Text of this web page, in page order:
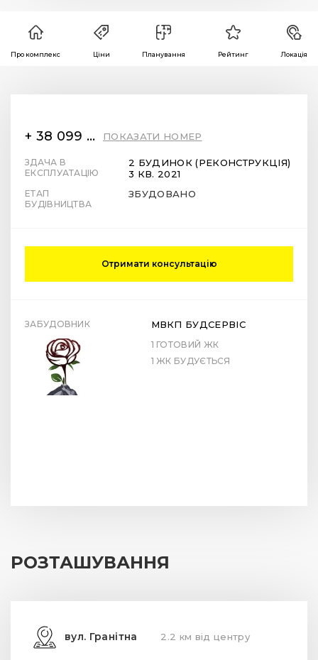
Про комплекс Ціни Планування Рейтинг Локація
+ 38 099 78 78 287 ПОКАЗАТИ НОМЕР
ЗДАЧА В
ЕКСПЛУАТАЦІЮ
2 БУДИНОК (РЕКОНСТРУКЦІЯ)
3 КВ. 2021
ЕТАП
БУДІВНИЦТВА
ЗБУДОВАНО
Отримати консультацію
ЗАБУДОВНИК МВКП БУДСЕРВІС
1 ГОТОВИЙ ЖК
1 ЖК БУДУЄТЬСЯ
РОЗТАШУВАННЯ
вул. Гранітна 2.2 км від центру